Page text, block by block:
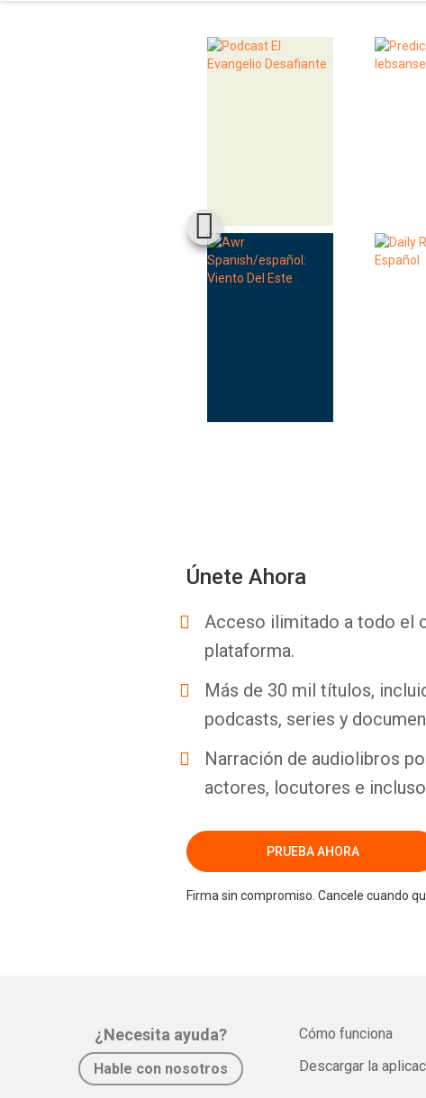
Únete Ahora
Acceso ilimitado a todo el
plataforma.
Más de 30 mil títulos,
podcasts, series y
Narración de audiolibros
actores, locutores e
PRUEBA AHORA
Firma sin compromiso. Cancele cuando
¿Necesita ayuda?
Hable con nosotros
Cómo funciona
Descargar la